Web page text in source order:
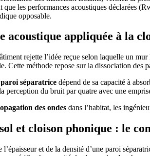
que les performances acoustiques déclarées
opposable.
acoustique appliquée à la
rejette l’idée reçue selon laquelle un
Cette méthode repose sur la dissociation des
paroi séparatrice dépend de sa capacité à
perception du bruit par quatre avec une
des ondes dans l’habitat, les
et cloison phonique : le
l’épaisseur et de la densité d’une paroi